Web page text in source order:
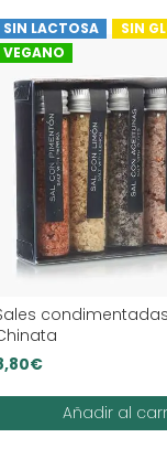
SIN LACTOSA
SIN
VEGANO
€
Añadir al